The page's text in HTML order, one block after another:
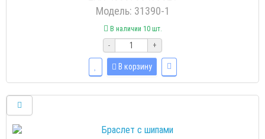
Модель: 31390-1
В наличии 10 шт.
-
+
В корзину